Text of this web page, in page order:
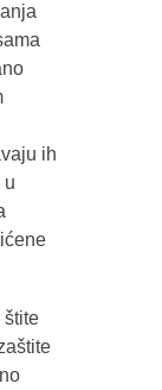
ih
u
štite